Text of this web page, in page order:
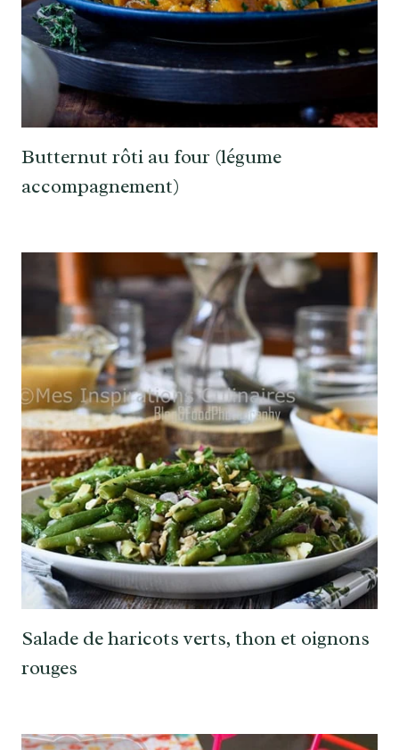
Butternut rôti au four (légume
accompagnement)
Salade de haricots verts, thon et oignons
rouges